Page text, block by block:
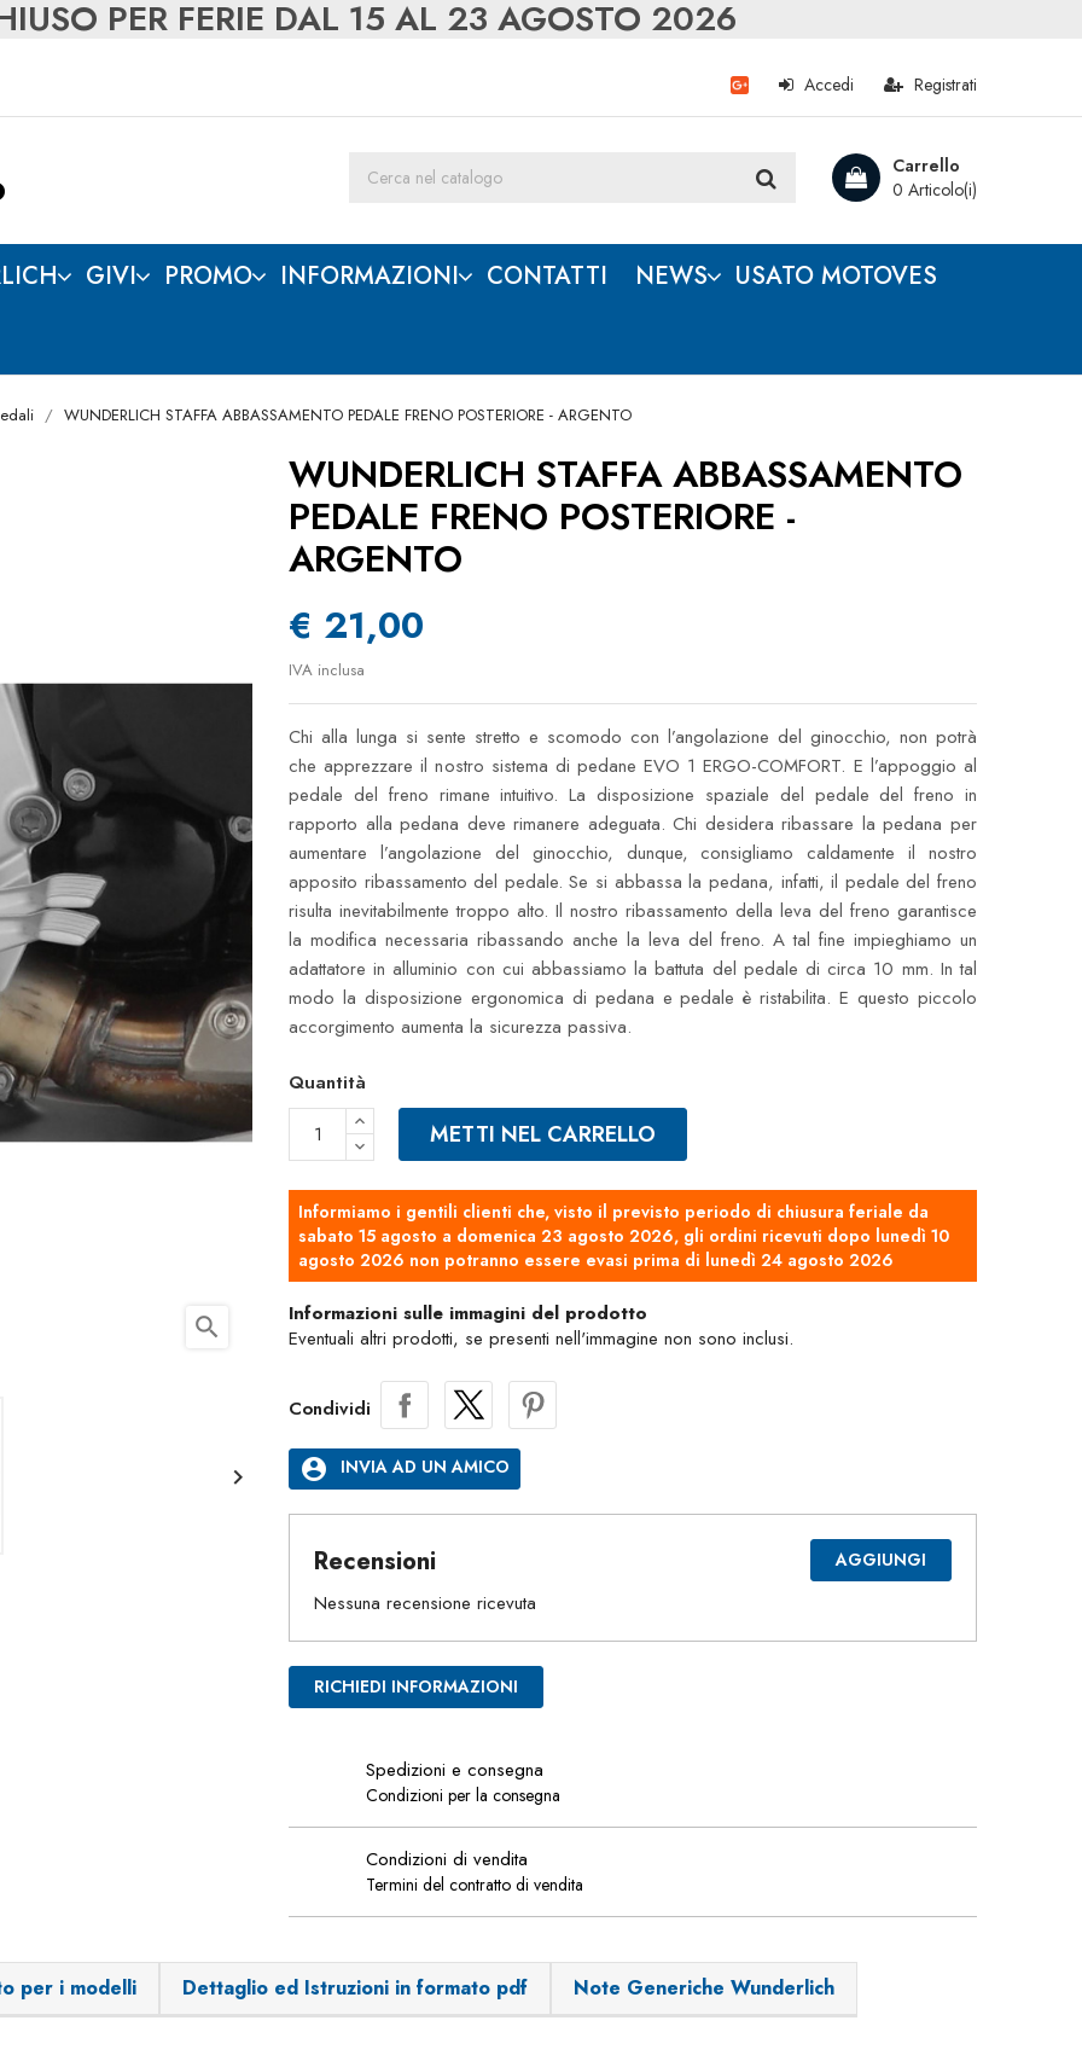
PER FERIE DAL 15 AL 23 AGOSTO 2026
Registrati
Accedi
Carrello
0 Articolo(i)
GIVI PROMO INFORMAZIONI CONTATTI NEWS USATO MOTOVES
WUNDERLICH STAFFA ABBASSAMENTO PEDALE FRENO POSTERIORE - ARGENTO
search

WUNDERLICH STAFFA ABBASSAMENTO
PEDALE FRENO POSTERIORE -
ARGENTO
€ 21,00
IVA inclusa
Chi alla lunga si sente stretto e scomodo con l’angolazione del ginocchio, non potrà
che apprezzare il nostro sistema di pedane EVO 1 ERGO-COMFORT. E l’appoggio al
pedale del freno rimane intuitivo. La disposizione spaziale del pedale del freno in
rapporto alla pedana deve rimanere adeguata. Chi desidera ribassare la pedana per
aumentare l’angolazione del ginocchio, dunque, consigliamo caldamente il nostro
apposito ribassamento del pedale. Se si abbassa la pedana, infatti, il pedale del freno
risulta inevitabilmente troppo alto. Il nostro ribassamento della leva del freno garantisce
la modifica necessaria ribassando anche la leva del freno. A tal fine impieghiamo un
adattatore in alluminio con cui abbassiamo la battuta del pedale di circa 10 mm. In tal
modo la disposizione ergonomica di pedana e pedale è ristabilita. E questo piccolo
accorgimento aumenta la sicurezza passiva.
Quantità
METTI NEL CARRELLO
Informiamo i gentili clienti che, visto il previsto periodo di chiusura feriale da
sabato 15 agosto a domenica 23 agosto 2026, gli ordini ricevuti dopo lunedì 10
agosto 2026 non potranno essere evasi prima di lunedì 24 agosto 2026
Informazioni sulle immagini del prodotto
Eventuali altri prodotti, se presenti nell'immagine non sono inclusi.
Condividi
account_circle INVIA AD UN AMICO
Recensioni AGGIUNGI
Nessuna recensione ricevuta
RICHIEDI INFORMAZIONI
Spedizioni e consegna
Condizioni per la consegna
Condizioni di vendita
Termini del contratto di vendita
per i modelli Dettaglio ed Istruzioni in formato pdf Note Generiche Wunderlich